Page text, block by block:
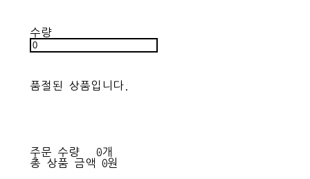
수량
품절된 상품입니다.
주문 수량
0개
총 상품 금액
0원